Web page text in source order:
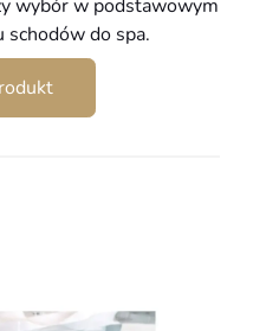
wybór w podstawowym
do spa.